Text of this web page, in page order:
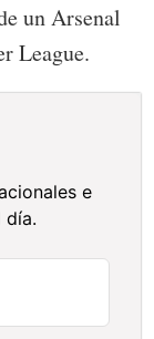
un Arsenal
League.
e
día.